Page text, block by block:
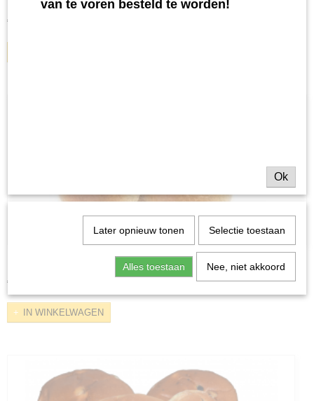
€ 0,53
€ 0,60
IN WINKELWAGEN
van te voren besteld te worden!
Ok
Later opnieuw tonen Selectie toestaan
Alles toestaan Nee, niet akkoord